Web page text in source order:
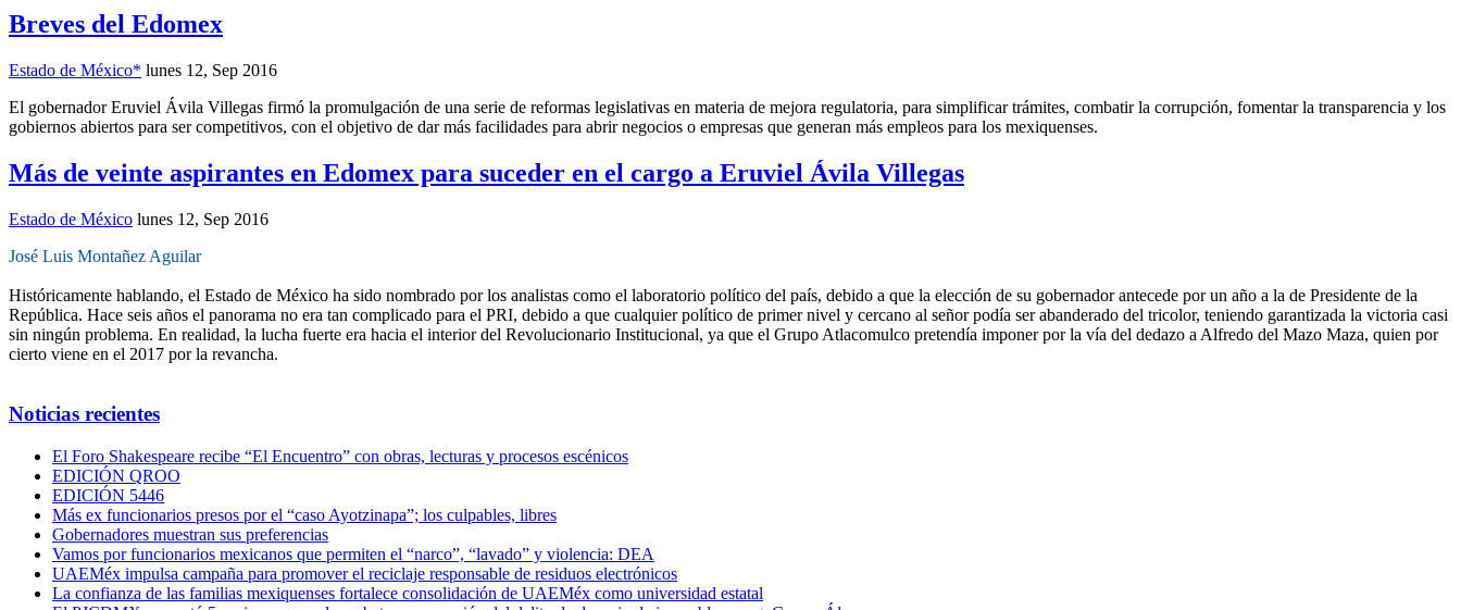
Breves del Edomex
Estado de México* lunes 12, Sep 2016
El gobernador Eruviel Ávila Villegas firmó la promulgación de una serie de reformas legislativas en materia de mejora regulatoria, para simplificar trámites, combatir la corrupción, fomentar la transparencia y los
gobiernos abiertos para ser competitivos, con el objetivo de dar más facilidades para abrir negocios o empresas que generan más empleos para los mexiquenses.
Más de veinte aspirantes en Edomex para suceder en el cargo a Eruviel Ávila Villegas
Estado de México lunes 12, Sep 2016
José Luis Montañez Aguilar
Históricamente hablando, el Estado de México ha sido nombrado por los analistas como el laboratorio político del país, debido a que la elección de su gobernador antecede por un año a la de Presidente de la
República. Hace seis años el panorama no era tan complicado para el PRI, debido a que cualquier político de primer nivel y cercano al señor podía ser abanderado del tricolor, teniendo garantizada la victoria casi
sin ningún problema. En realidad, la lucha fuerte era hacia el interior del Revolucionario Institucional, ya que el Grupo Atlacomulco pretendía imponer por la vía del dedazo a Alfredo del Mazo Maza, quien por
cierto viene en el 2017 por la revancha.
Noticias recientes
El Foro Shakespeare recibe “El Encuentro” con obras, lecturas y procesos escénicos
EDICIÓN QROO
EDICIÓN 5446
Más ex funcionarios presos por el “caso Ayotzinapa”; los culpables, libres
Gobernadores muestran sus preferencias
Vamos por funcionarios mexicanos que permiten el “narco”, “lavado” y violencia: DEA
UAEMéx impulsa campaña para promover el reciclaje responsable de residuos electrónicos
La confianza de las familias mexiquenses fortalece consolidación de UAEMéx como universidad estatal